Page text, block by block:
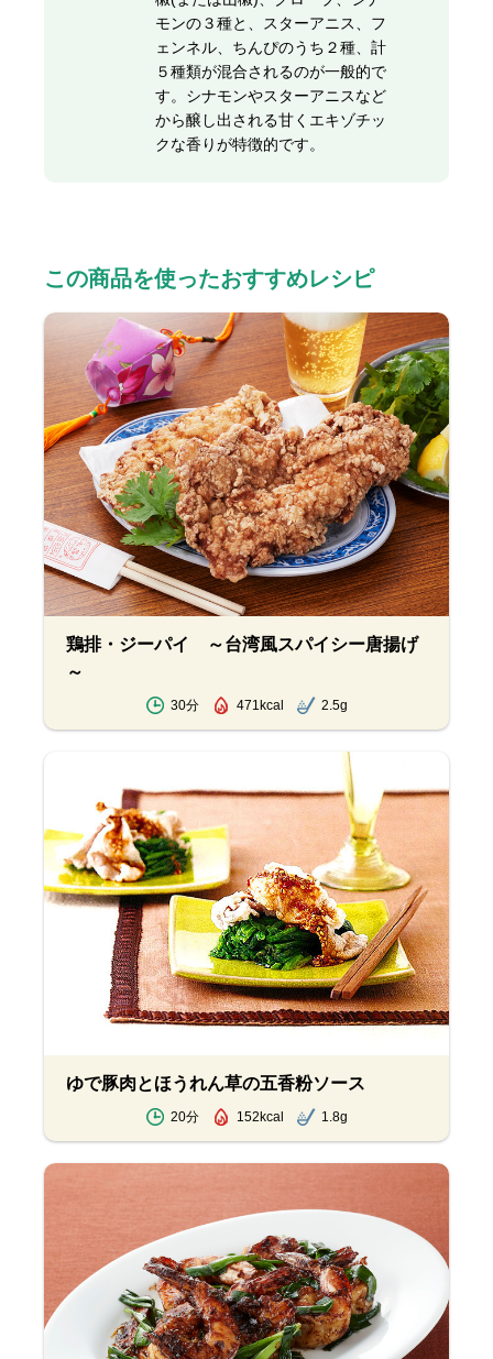
モンの３種と、スターアニス、フ
ェンネル、ちんぴのうち２種、計
５種類が混合されるのが一般的で
す。シナモンやスターアニスなど
から醸し出される甘くエキゾチッ
クな香りが特徴的です。
この商品を使ったおすすめレシピ
鶏排・ジーパイ ～台湾風スパイシー唐揚げ
～
30分 471kcal 2.5g
ゆで豚肉とほうれん草の五香粉ソース
20分 152kcal 1.8g